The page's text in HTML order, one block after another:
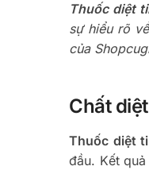
Thuốc diệt
sự hiểu rõ
của
Chất
Thuốc diệt
đầu. Kết